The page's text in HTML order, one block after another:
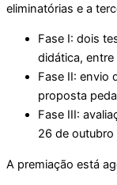
eliminatórias e a
Fase I: dois
didática,
Fase II: envio
proposta
Fase III:
26 de outubro
A premiação está